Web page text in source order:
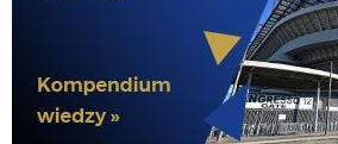
Pavard nie odejdzie, także temat Romero jest
Nerazzurro90
06.08.2026 11:22